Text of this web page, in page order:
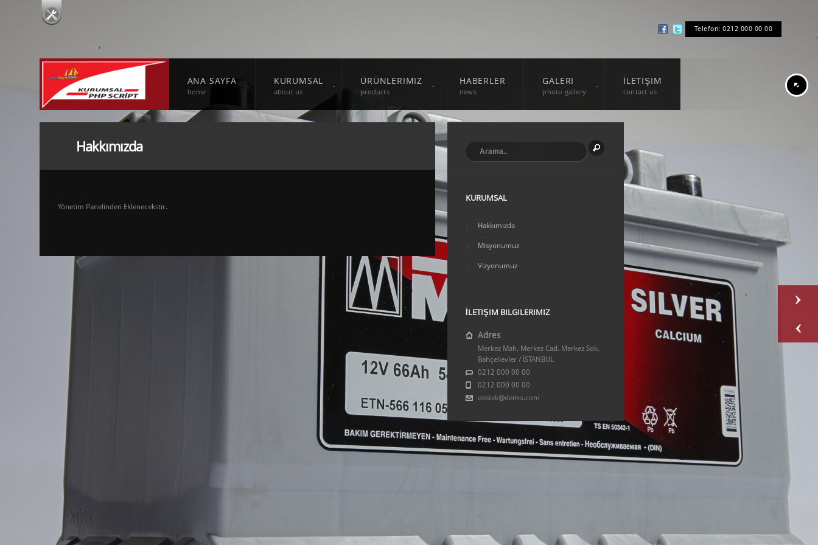
Telefon: 0212 000 00 00
ANA SAYFA
home
KURUMSAL
about us
ÜRÜNLERIMIZ
products
HABERLER
news
GALERI
photo gallery
İLETIŞIM
contact us
Hakkımızda
Yönetim Panelinden Eklenecekstir.
KURUMSAL
Hakkımızda
Misyonumuz
Vizyonumuz
İLETIŞIM BILGILERIMIZ
Adres
Merkez Mah. Merkez Cad. Merkez Sok.
Bahçelievler / İSTANBUL
0212 000 00 00
0212 000 00 00
destek@demo.com